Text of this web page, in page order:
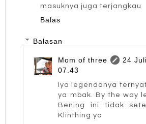
masuknya juga terjangkau
Balas
Balasan
Mom of three
24
07.43
Iya legendanya
ya mbak. By the way
Bening ini tidak
Klinthing ya